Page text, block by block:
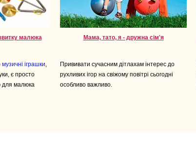
малюка
музичні іграшки,
є просто
для малюка
Мама, тато, я - дружна сім'я
Прививати сучасним дітлахам інтерес до
рухливих ігор на свіжому повітрі сьогодні
особливо важливо.